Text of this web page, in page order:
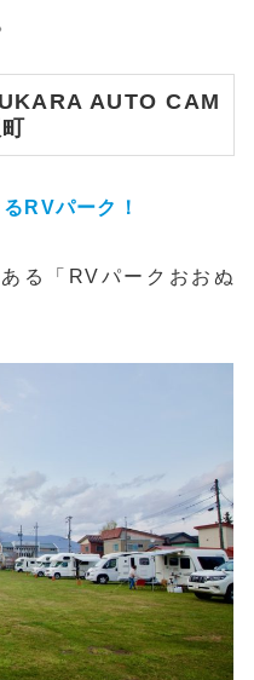
AUTO CAM
RVパーク！
る「RVパークおおぬ